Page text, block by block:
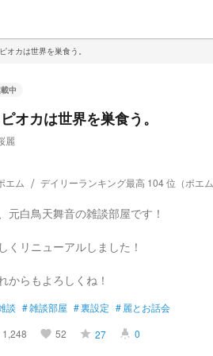
オカは世界を巣食う。
中
オカは世界を巣食う。
麗
エム デイリーランキング最高 104 位（ポエム
元白鳥天舞音の雑談部屋です！
くリニューアルしました！
からもよろしくね！
談 #雑談部屋 #裏設定 #麗とお話会
1,248 favorite 52 grade 27 highlight 0